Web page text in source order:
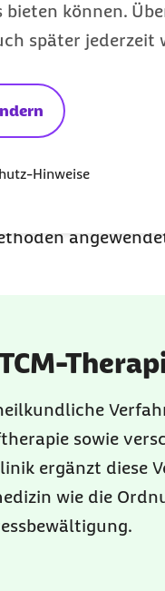
bieten können.
später
Hinweise
Fachklinik für
sowie
ergänzt diese
wie die